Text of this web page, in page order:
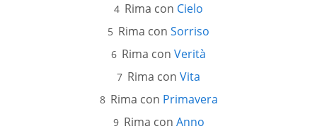
Rima con Cielo
Rima con Sorriso
Rima con Verità
Rima con Vita
Rima con Primavera
Rima con Anno